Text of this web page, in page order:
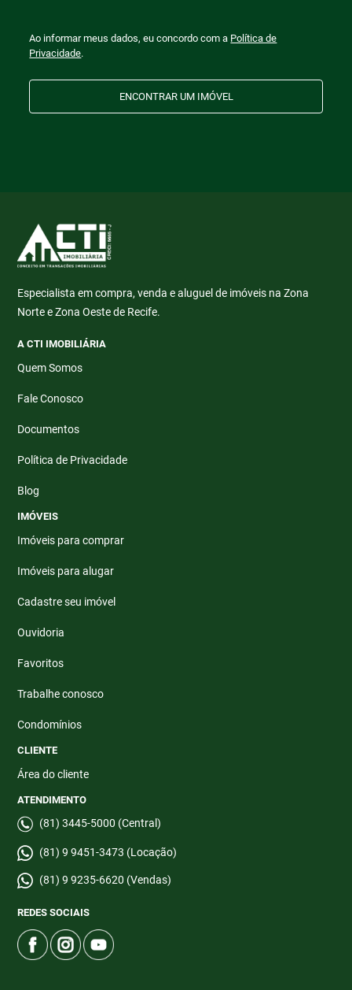
Ao informar meus dados, eu concordo com a Política de
Privacidade.
ENCONTRAR UM IMÓVEL
Especialista em compra, venda e aluguel de imóveis na Zona
Norte e Zona Oeste de Recife.
A CTI IMOBILIÁRIA
Quem Somos
Fale Conosco
Documentos
Política de Privacidade
Blog
IMÓVEIS
Imóveis para comprar
Imóveis para alugar
Cadastre seu imóvel
Ouvidoria
Favoritos
Trabalhe conosco
Condomínios
CLIENTE
Área do cliente
ATENDIMENTO
(81) 3445-5000 (Central)
(81) 9 9451-3473 (Locação)
(81) 9 9235-6620 (Vendas)
REDES SOCIAIS